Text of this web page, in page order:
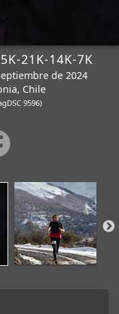
21K-14K-7K
de 2024
Chile
9596)